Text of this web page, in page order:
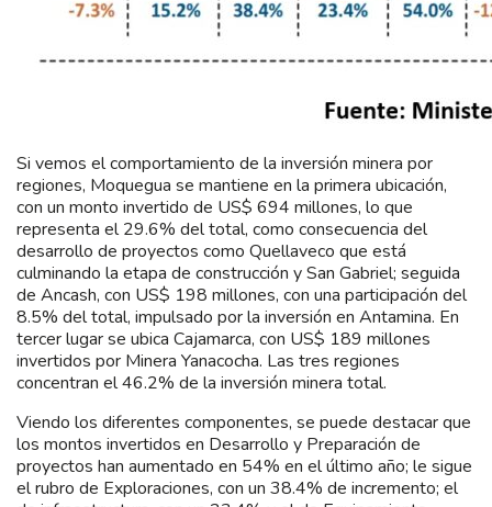
Si vemos el comportamiento de la inversión minera por
regiones, Moquegua se mantiene en la primera ubicación,
con un monto invertido de US$ 694 millones, lo que
representa el 29.6% del total, como consecuencia del
desarrollo de proyectos como Quellaveco que está
culminando la etapa de construcción y San Gabriel; seguida
de Ancash, con US$ 198 millones, con una participación del
8.5% del total, impulsado por la inversión en Antamina. En
tercer lugar se ubica Cajamarca, con US$ 189 millones
invertidos por Minera Yanacocha. Las tres regiones
concentran el 46.2% de la inversión minera total.
Viendo los diferentes componentes, se puede destacar que
los montos invertidos en Desarrollo y Preparación de
proyectos han aumentado en 54% en el último año; le sigue
el rubro de Exploraciones, con un 38.4% de incremento; el